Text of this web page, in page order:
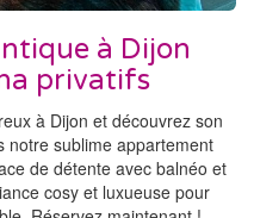
à Dijon
privatifs
à Dijon et découvrez son
notre sublime appartement
de détente avec balnéo et
cosy et luxueuse pour